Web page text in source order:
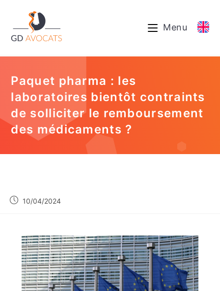
Menu
Paquet pharma : les
laboratoires bientôt contraints
de solliciter le remboursement
des médicaments ?
10/04/2024